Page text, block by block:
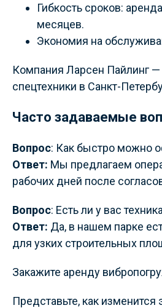
Гибкость сроков:
месяцев.
Экономия на
Компания Ларсен Пайлинг —
спецтехники в Санкт-
Часто задаваемые
Вопрос: Как быстро можно
Ответ: Мы предлагаем
рабочих дней после
Вопрос: Есть ли у вас
Ответ: Да, в нашем парке
для узких строительных
Закажите аренду
Представьте, как